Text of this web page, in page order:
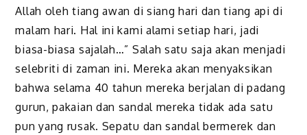
Allah oleh tiang awan di siang hari dan tiang api di
malam hari. Hal ini kami alami setiap hari, jadi
biasa-biasa sajalah…” Salah satu saja akan menjadi
selebriti di zaman ini. Mereka akan menyaksikan
bahwa selama 40 tahun mereka berjalan di padang
gurun, pakaian dan sandal mereka tidak ada satu
pun yang rusak. Sepatu dan sandal bermerek dan